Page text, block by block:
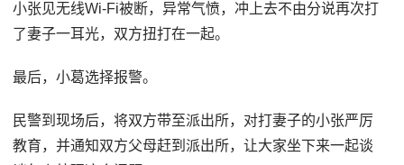
小张见无线Wi-Fi被断，异常气愤，冲上去不由分说再次打
了妻子一耳光，双方扭打在一起。
最后，小葛选择报警。
民警到现场后，将双方带至派出所，对打妻子的小张严厉
教育，并通知双方父母赶到派出所，让大家坐下来一起谈